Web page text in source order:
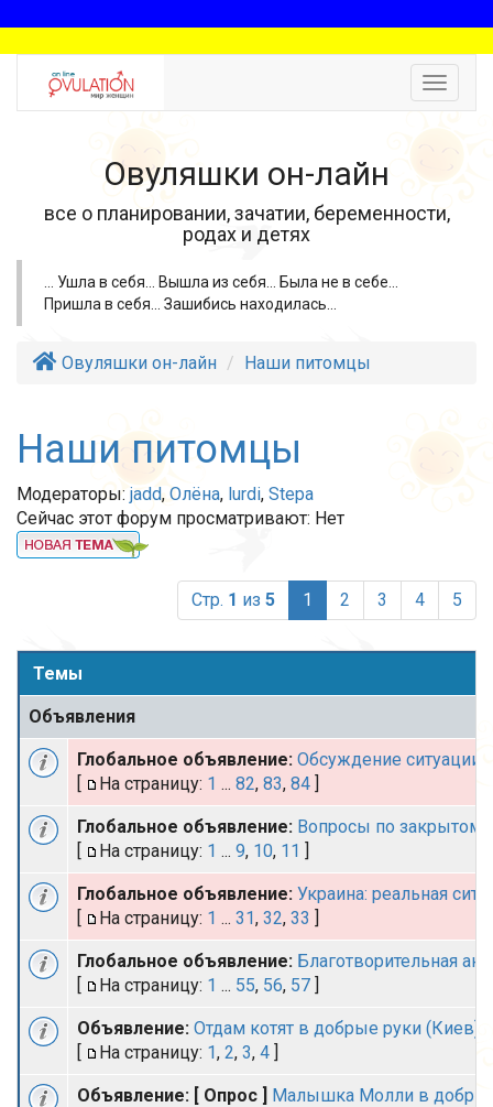
Toggle
Овуляшки он-лайн
все о планировании, зачатии, беременности,
родах и детях
... Ушла в себя... Вышла из себя... Была не в себе...
Пришла в себя... Зашибись находилась...
Овуляшки он-лайн Наши питомцы
Наши питомцы
Модераторы: jadd, Олёна, lurdi, Stepa
Сейчас этот форум просматривают: Нет
Стр. 1 из 5 1 (current)
2 3 4 5
Темы
Объявления
Глобальное объявление: Обсуждение ситуации.
[
На страницу: 1 ... 82, 83, 84 ]
Глобальное объявление: Вопросы по закрытому
[
На страницу: 1 ... 9, 10, 11 ]
Глобальное объявление: Украина: реальная
[
На страницу: 1 ... 31, 32, 33 ]
Глобальное объявление: Благотворительная
[
На страницу: 1 ... 55, 56, 57 ]
Объявление: Отдам котят в добрые руки (Киев)
[
На страницу: 1, 2, 3, 4 ]
Объявление: [ Опрос ] Малышка Молли в